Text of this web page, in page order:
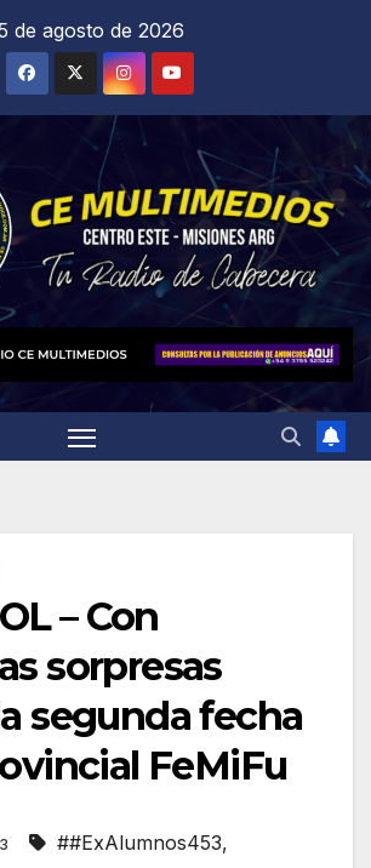
de agosto de 2026
– Con
sorpresas
segunda fecha
FeMiFu
##ExAlumnos453,